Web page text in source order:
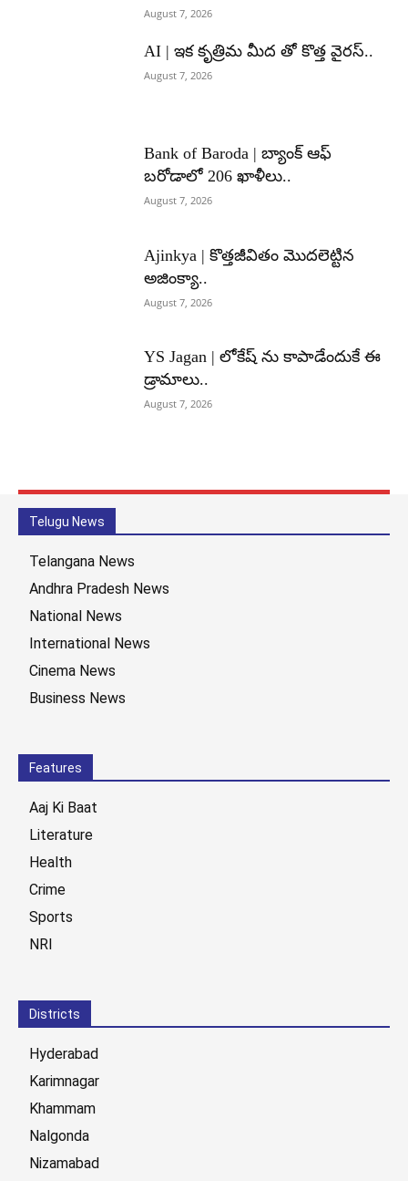
August 7, 2026
AI | ఇక కృత్రిమ మీద తో కొత్త వైరస్..
August 7, 2026
Bank of Baroda | బ్యాంక్‌ ఆఫ్‌
బరోడాలో 206 ఖాళీలు..
August 7, 2026
Ajinkya | కొత్తజీవితం మొదలెట్టిన
అజింక్యా..
August 7, 2026
YS Jagan | లోకేష్ ను కాపాడేందుకే ఈ
డ్రామాలు..
August 7, 2026
Telugu News
Telangana News
Andhra Pradesh News
National News
International News
Cinema News
Business News
Features
Aaj Ki Baat
Literature
Health
Crime
Sports
NRI
Districts
Hyderabad
Karimnagar
Khammam
Nalgonda
Nizamabad